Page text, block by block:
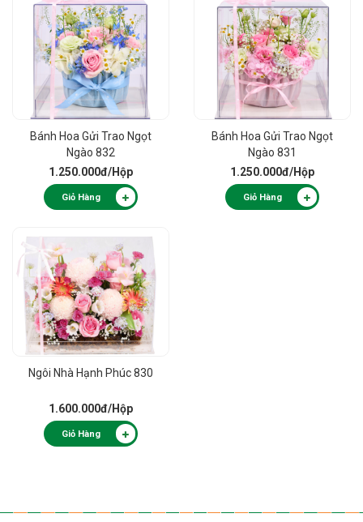
Bánh Hoa Gửi Trao Ngọt
Ngào 832
1.250.000đ/Hộp
Giỏ Hàng
Bánh Hoa Gửi Trao Ngọt
Ngào 831
1.250.000đ/Hộp
Giỏ Hàng
Ngôi Nhà Hạnh Phúc 830
1.600.000đ/Hộp
Giỏ Hàng